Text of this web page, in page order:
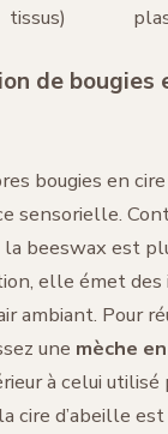
tissus)
de bougies
bougies en
sensorielle.
la beeswax est
elle émet des
ambiant. Pour
une mèche
à celui utilisé
cire d’abeille